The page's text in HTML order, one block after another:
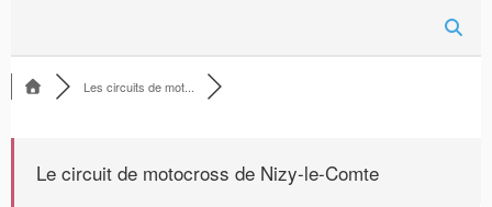
Les circuits de mot...
Le circuit de motocross de Nizy-le-Comte